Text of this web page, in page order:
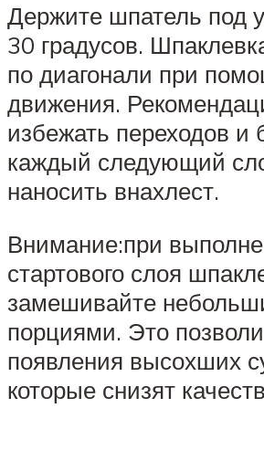
Держите шпатель под
30 градусов.
по диагонали при
движения.
избежать переходов и
каждый следующий
наносить внахлест.
Внимание:при
стартового слоя
замешивайте
порциями. Это
появления высохших
которые снизят